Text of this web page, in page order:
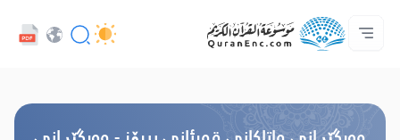
سه‌ره‌كی
پێڕستی وه‌رگێڕاوه‌كان
Audio
خزمەتگوزاریەکانی پەرەپێدەران - API
دەربارەی پرۆژە
په‌یوه‌ندیمان پێوه‌ بكه‌
زمان